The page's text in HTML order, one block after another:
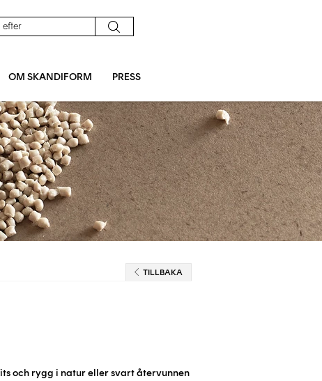
OM SKANDIFORM PRESS
TILLBAKA
och rygg i natur eller svart återvunnen